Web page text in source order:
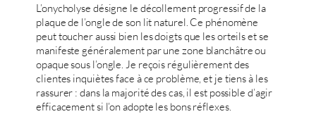
L’onycholyse désigne le décollement progressif de la
plaque de l’ongle de son lit naturel. Ce phénomène
peut toucher aussi bien les doigts que les orteils et se
manifeste généralement par une zone blanchâtre ou
opaque sous l’ongle. Je reçois régulièrement des
clientes inquiètes face à ce problème, et je tiens à les
rassurer : dans la majorité des cas, il est possible d’agir
efficacement si l’on adopte les bons réflexes.